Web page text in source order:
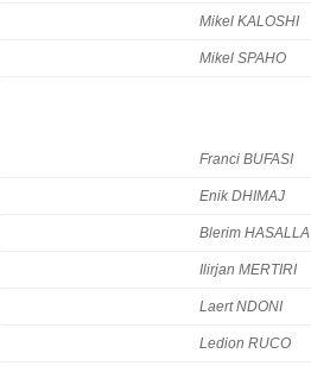
Mikel KALOSHI
Mikel SPAHO
Franci BUFASI
Enik DHIMAJ
Blerim HASALLA
Ilirjan MERTIRI
Laert NDONI
Ledion RUCO